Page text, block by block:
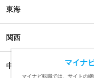
東海
関西
中国 マイナ
マイナビ転職では、サイトの